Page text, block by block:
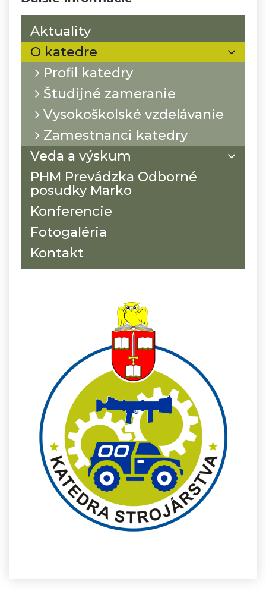
Aktuality
O katedre
Profil katedry
Študijné zameranie
Vysokoškolské vzdelávanie
Zamestnanci katedry
Veda a výskum
PHM Prevádzka Odborné
posudky Marko
Konferencie
Fotogaléria
Kontakt